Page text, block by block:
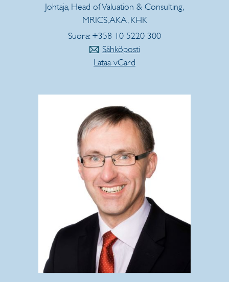
Johtaja, Head of Valuation & Consulting,
MRICS, AKA, KHK
Suora: +358 10 5220 300
Sähköposti
Lataa vCard